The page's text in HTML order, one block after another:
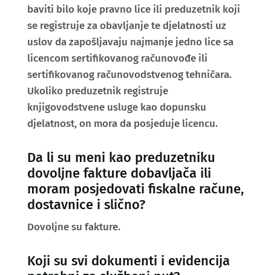
baviti bilo koje pravno lice ili preduzetnik koji
se registruje za obavljanje te djelatnosti uz
uslov da zapošljavaju najmanje jedno lice sa
licencom sertifikovanog računovođe ili
sertifikovanog računovodstvenog tehničara.
Ukoliko preduzetnik registruje
knjigovodstvene usluge kao dopunsku
djelatnost, on mora da posjeduje licencu.
Da li su meni kao preduzetniku
dovoljne fakture dobavljača ili
moram posjedovati fiskalne račune,
dostavnice i slično?
Dovoljne su fakture.
Koji su svi dokumenti i evidencija